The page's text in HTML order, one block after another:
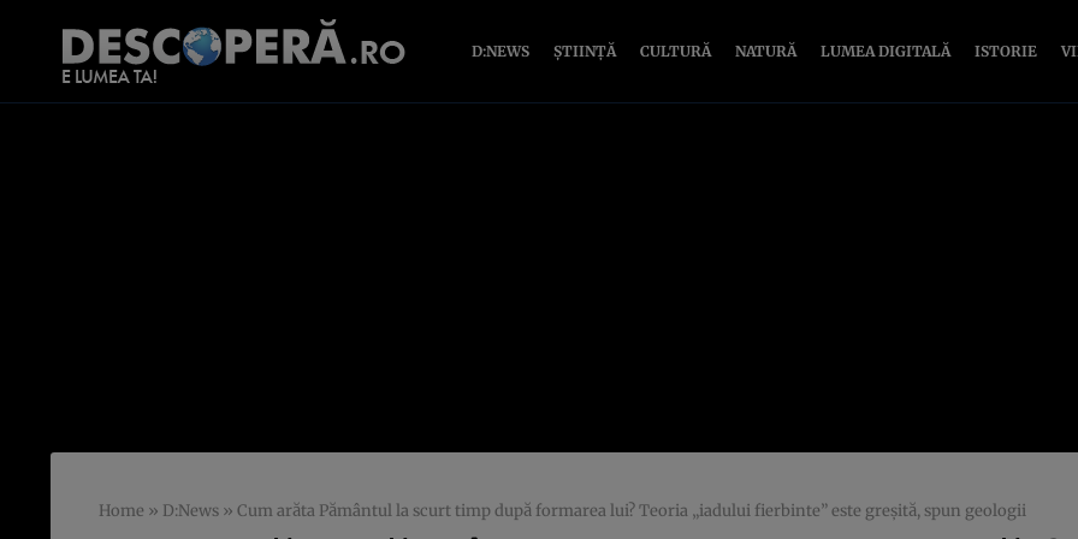
D:NEWS ȘTIINȚĂ CULTURĂ NATURĂ LUMEA DIGITALĂ ISTORIE
Home » D:News » Cum arăta Pământul la scurt timp după formarea lui? Teoria „iadului fierbinte” este greşită, spun geologii